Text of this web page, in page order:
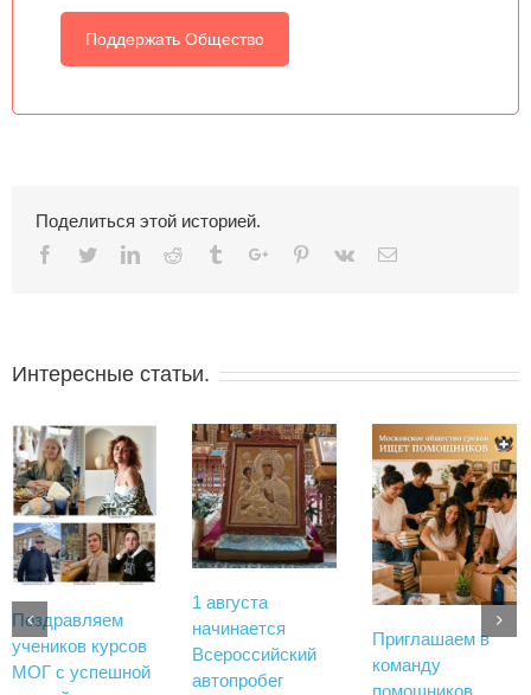
Поддержать Общество
Поделиться этой историей.
Facebook
TwitterLinkedinReddit TumblrGoogle+Pinterest
Vk Email
Интересные статьи.
Поздравляем
учеников курсов
МОГ с успешной
1 августа
начинается
Всероссийский
автопробег
Приглашаем в
команду
помощников